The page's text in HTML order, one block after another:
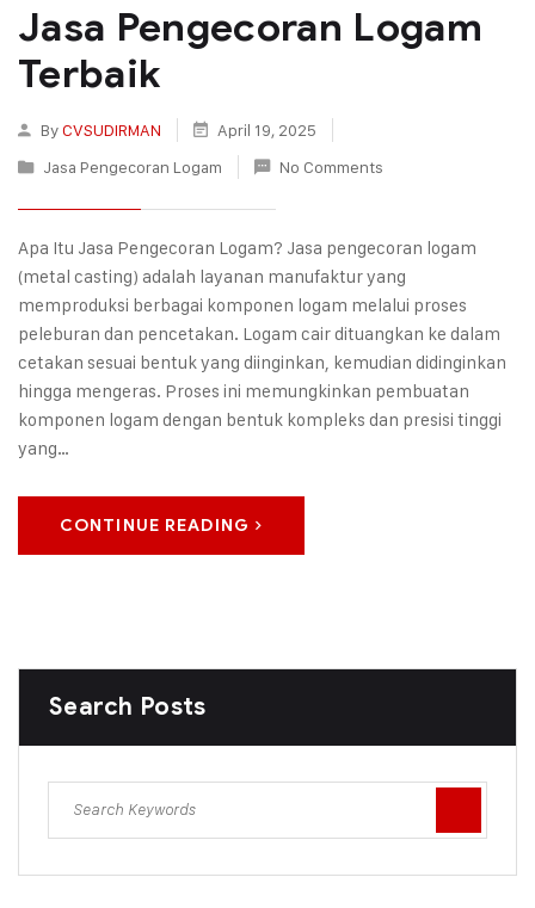
Jasa Pengecoran Logam
Terbaik
ByCVSUDIRMAN
April 19, 2025
Jasa Pengecoran Logam
No Comments
Apa Itu Jasa Pengecoran Logam? Jasa pengecoran logam
(metal casting) adalah layanan manufaktur yang
memproduksi berbagai komponen logam melalui proses
peleburan dan pencetakan. Logam cair dituangkan ke dalam
cetakan sesuai bentuk yang diinginkan, kemudian didinginkan
hingga mengeras. Proses ini memungkinkan pembuatan
komponen logam dengan bentuk kompleks dan presisi tinggi
yang…
CONTINUE READING
Search Posts